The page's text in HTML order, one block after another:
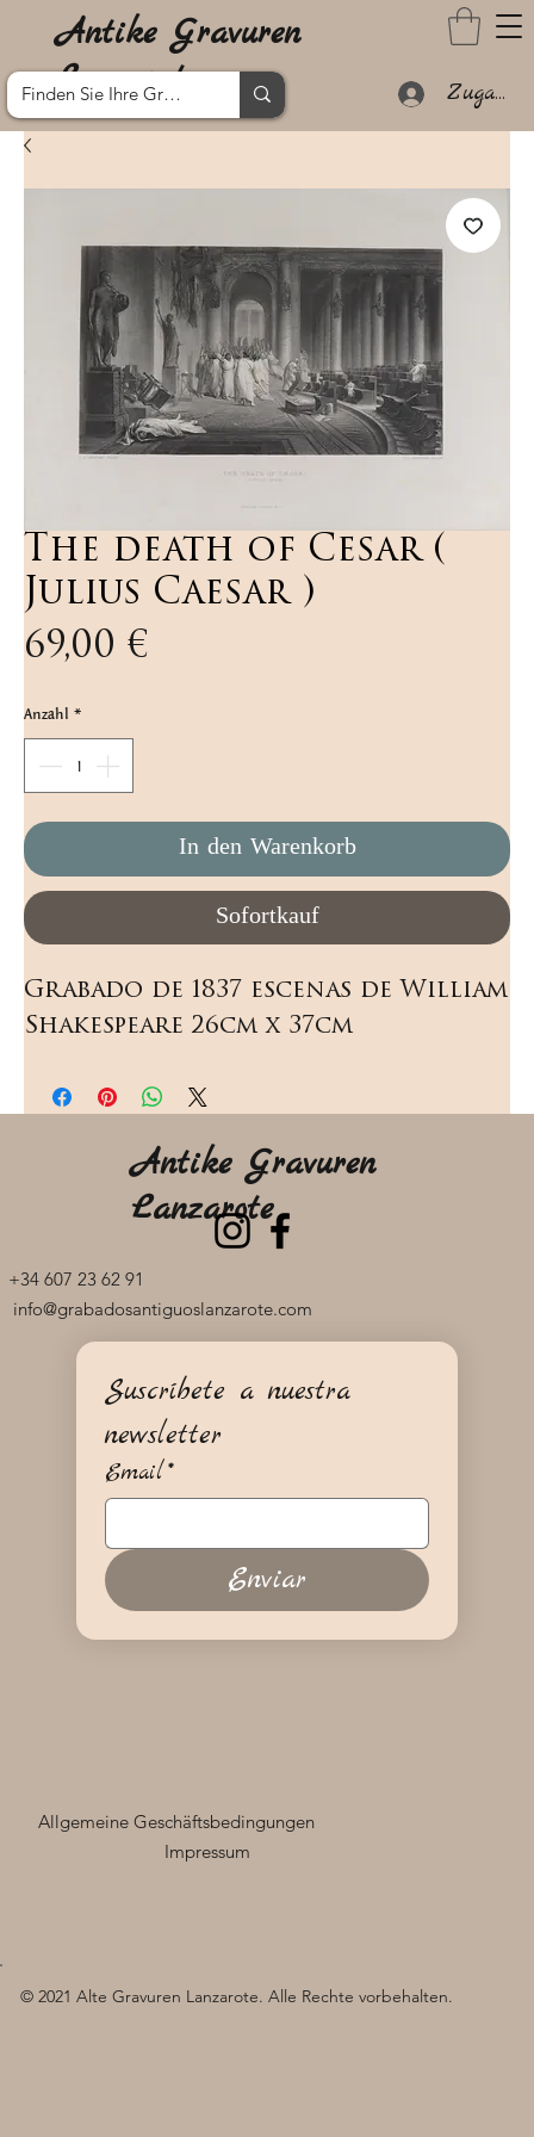
Antike Gravuren
Lanzarote
Zugang
The death of Cesar (
Julius Caesar )
69,00 €
Anzahl *
In den Warenkorb
Sofortkauf
Grabado de 1837 escenas de William
Shakespeare 26cm x 37cm
+34 607 23 62 91
info@grabadosantiguoslanzarote.com
Antike Gravuren
Lanzarote
Impressum
Allgemeine Geschäftsbedingungen
© 2021 Alte Gravuren Lanzarote. Alle Rechte vorbehalten.
Suscríbete a nuestra
newsletter
Email*
Enviar